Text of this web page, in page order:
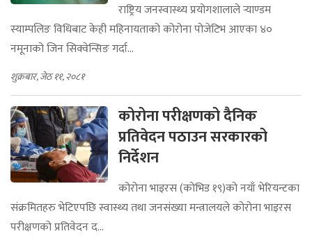
राष्ट्रिय जनस्वास्थ्य प्रयोगशालाले र्‍याण्डम
स्याम्पलिङ विधिबाट केही महिनायताको कोरोना पोजेटिभ आएका ४०
नमूनाको जिन सिक्वेन्सिङ गर्दा...
शुक्रबार, जेठ ११, २०८१
कोरोना परीक्षणको दैनिक
प्रतिवेदन पठाउन सरकारको
निर्देशन
कोरोना भाइरस (कोभिड १९)को नयाँ भेरियन्टका
संक्रमितहरु भेटिएपछि स्वास्थ्य तथा जनसंख्या मन्त्रालयले कोरोना भाइरस
परीक्षणको प्रतिवेदन द...